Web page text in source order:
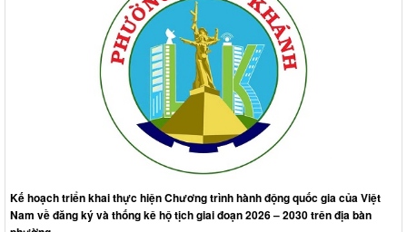
Kế hoạch triển khai thực hiện Chương trình hành động quốc gia của Việt
Nam về đăng ký và thống kê hộ tịch giai đoạn 2026 – 2030 trên địa bàn